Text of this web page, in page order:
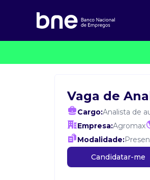
Vaga de
Cargo:Analista de
Empresa:Agromax
Modalidade:
Candidatar-me